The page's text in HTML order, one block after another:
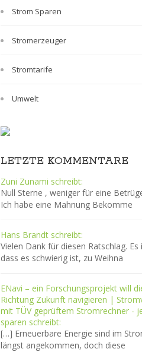
Strom Sparen
Stromerzeuger
Stromtarife
Umwelt
LETZTE KOMMENTARE
Zuni Zunami schreibt:
Null Sterne , weniger für eine
Ich habe eine Mahnung Bekomme
Hans Brandt schreibt:
Vielen Dank für diesen Ratschlag. Es
dass es schwierig ist, zu Weihna
ENavi – ein Forschungsprojekt will
Richtung Zukunft navigieren |
mit TÜV geprüftem Stromrechner -
sparen schreibt:
[…] Erneuerbare Energie sind im
längst angekommen, doch diese